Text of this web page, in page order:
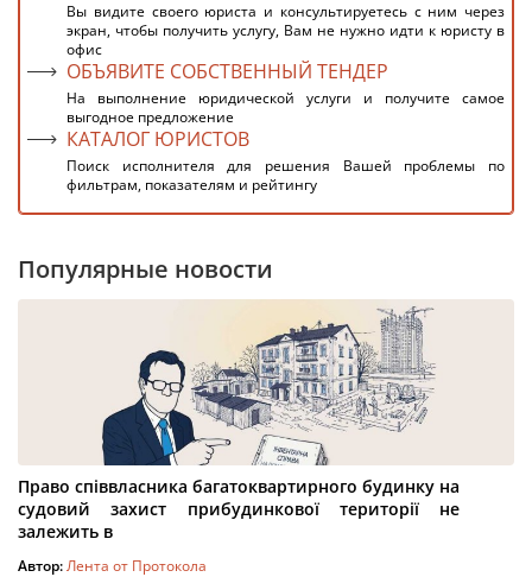
Вы видите своего юриста и консультируетесь с ним через
экран, чтобы получить услугу, Вам не нужно идти к юристу в
офис
ОБЪЯВИТЕ СОБСТВЕННЫЙ ТЕНДЕР
На выполнение юридической услуги и получите самое
выгодное предложение
КАТАЛОГ ЮРИСТОВ
Поиск исполнителя для решения Вашей проблемы по
фильтрам, показателям и рейтингу
Популярные новости
Право співвласника багатоквартирного будинку на
судовий захист прибудинкової території не
залежить в
Автор:Лента от Протокола